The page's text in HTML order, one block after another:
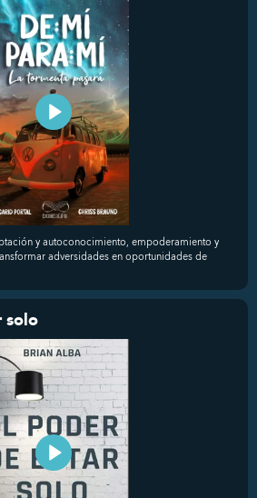
y autoconocimiento, empoderamiento y
adversidades en oportunidades de
solo